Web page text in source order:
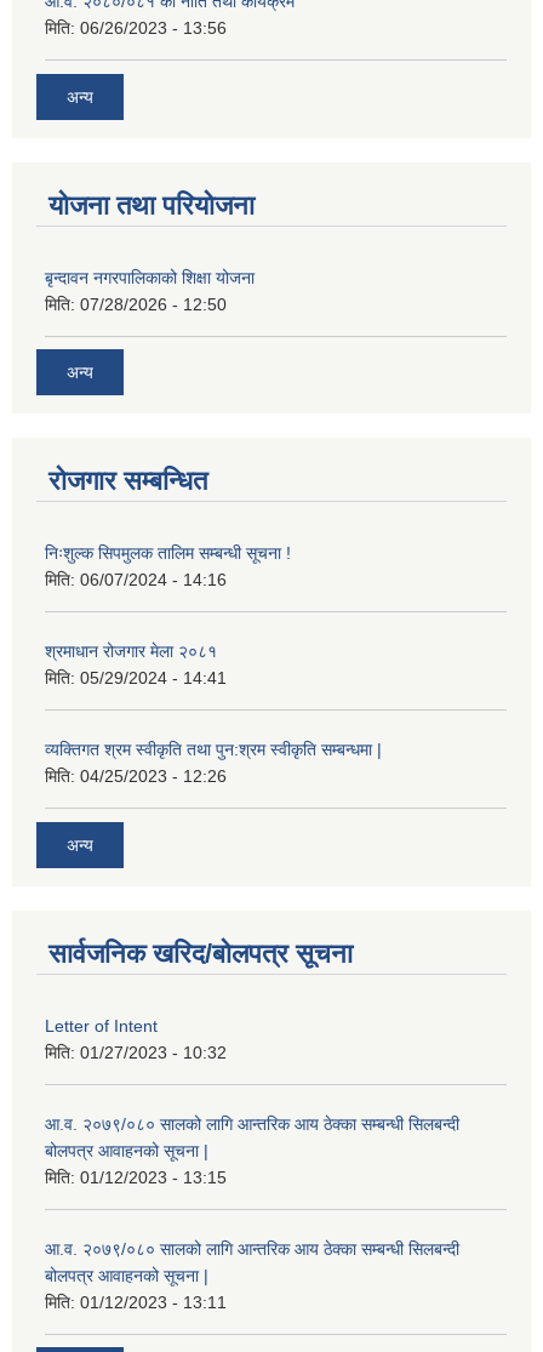
मिति: 06/26/2023 - 13:56
अन्य
योजना तथा परियोजना
बृन्दावन नगरपालिकाको शिक्षा योजना
मिति: 07/28/2026 - 12:50
अन्य
रोजगार सम्बन्धित
निःशुल्क सिपमुलक तालिम सम्बन्धी सूचना !
मिति: 06/07/2024 - 14:16
श्रमाधान रोजगार मेला २०८१
मिति: 05/29/2024 - 14:41
व्यक्तिगत श्रम स्वीकृति तथा पुन:श्रम स्वीकृति सम्बन्धमा |
मिति: 04/25/2023 - 12:26
अन्य
सार्वजनिक खरिद/बोलपत्र सूचना
Letter of Intent
मिति: 01/27/2023 - 10:32
आ.व. २०७९/०८० सालको लागि आन्तरिक आय ठेक्का सम्बन्धी सिलबन्दी
बोलपत्र आवाहनको सूचना |
मिति: 01/12/2023 - 13:15
आ.व. २०७९/०८० सालको लागि आन्तरिक आय ठेक्का सम्बन्धी सिलबन्दी
बोलपत्र आवाहनको सूचना |
मिति: 01/12/2023 - 13:11